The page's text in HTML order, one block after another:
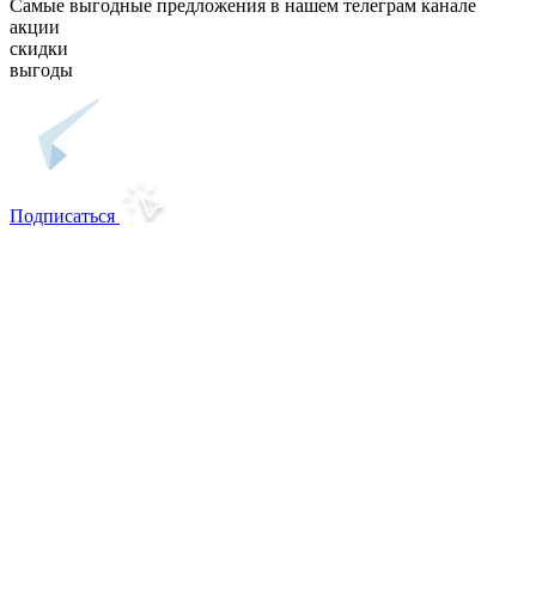
Самые выгодные предложения в нашем телеграм канале
акции
скидки
выгоды
Подписаться